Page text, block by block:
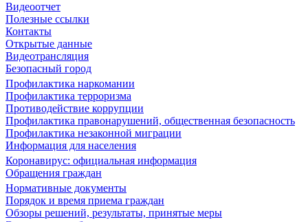
Видеоотчет
Полезные ссылки
Контакты
Открытые данные
Видеотрансляция
Безопасный город
Профилактика наркомании
Профилактика терроризма
Противодействие коррупции
Профилактика правонарушений, общественная безопасность
Профилактика незаконной миграции
Информация для населения
Коронавирус: официальная информация
Обращения граждан
Нормативные документы
Порядок и время приема граждан
Обзоры решений, результаты, принятые меры